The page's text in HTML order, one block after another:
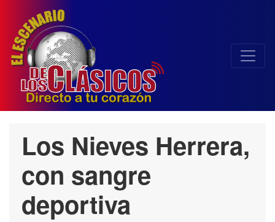
Los Nieves Herrera,
con sangre
deportiva